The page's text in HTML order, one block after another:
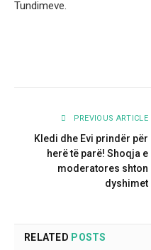
Tundimeve.
PREVIOUS ARTICLE
Kledi dhe Evi prindër për
herë të parë! Shoqja e
moderatores shton
dyshimet
RELATED POSTS